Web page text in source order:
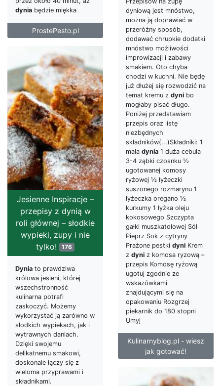
dynia będzie miękka
ProstePesto.pl
dyniową jest mnóstwo,
można ją doprawiać w
przeróżny sposób,
dodawać chrupkie dodatki
mnóstwo możliwości
improwizacji i zabawy
smakiem. Oto chyba
chodzi w kuchni. Nie będę
już dłużej się rozwodzić na
temat kremu z dyni bo
mogłaby pisać długo.
Poniżej przedstawiam
przepis oraz listę
niezbędnych
składników(...)Składniki: 1
mała dynia 1 duża cebula
3-4 ząbki czosnku ½
ugotowanej komosy
ryżowej ½ łyżeczki
suszonego rozmarynu 1
łyżeczka oregano ½
kurkumy 1 łyżka oleju
kokosowego Szczypta
gałki muszkatołowej Sól
Pieprz Sok z cytryny
Prażone pestki dyni Krem
z dyni z komosa ryzową –
przepis Komosę ryżową
ugotuj zgodnie ze
wskazówkami
znajdującymi się na
opakowaniu Rozgrzej
piekarnik do 180 stopni
Umyj
Kulinarnyblog.pl - wiesz
jak gotować!
Jesienne Inspiracje –
przepisy z dynią w
roli głównej – słodkie
wypieki, zupy i nie
tylko! 176
Dynia to prawdziwa
królowa jesieni, której
wszechstronność
kulinarna potrafi
zaskoczyć. Możemy
wykorzystać ją zarówno w
słodkich wypiekach, jak i
wytrawnych daniach.
Dzięki swojemu
delikatnemu smakowi,
doskonale łączy się z
wieloma przyprawami i
składnikami.